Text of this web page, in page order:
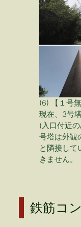
(6) 【１号無
現在、3号
(入口付近
号塔は外観
と隣接して
きません。
鉄筋コ